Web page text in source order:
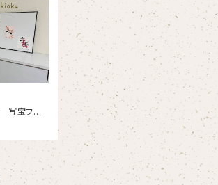
写宝フレ
kioku-（